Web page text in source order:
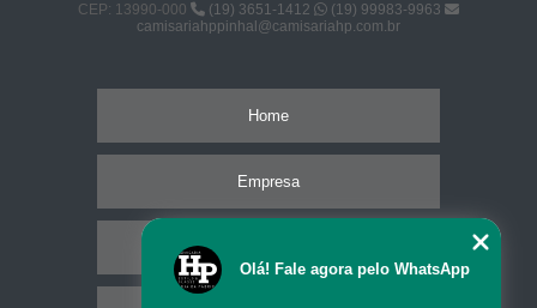
CEP: 13990-000
(19) 3651-1412
(19) 99983-9963
camisariahppinhal@camisariahp.com.br
Home
Empresa
Olá! Fale agora pelo WhatsApp